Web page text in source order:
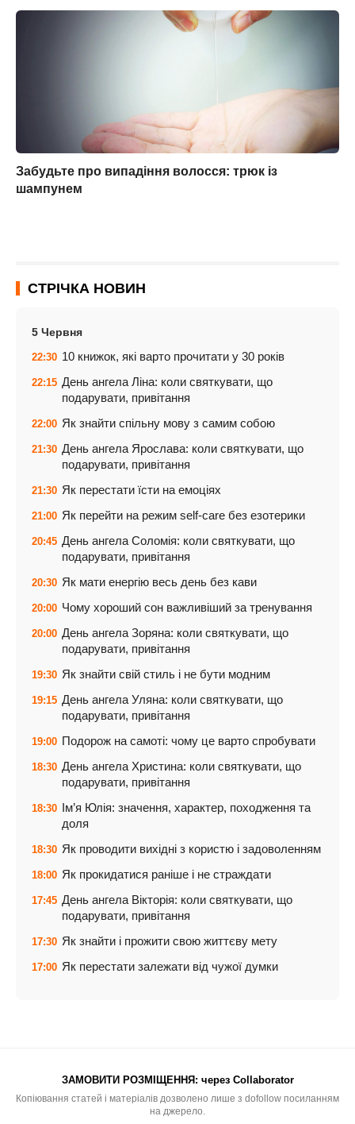
Забудьте про випадіння волосся: трюк із
шампунем
СТРІЧКА НОВИН
5 Червня
22:30 10 книжок, які варто прочитати у 30 років
22:15 День ангела Ліна: коли святкувати, що
подарувати, привітання
22:00 Як знайти спільну мову з самим собою
21:30 День ангела Ярослава: коли святкувати, що
подарувати, привітання
21:30 Як перестати їсти на емоціях
21:00 Як перейти на режим self-care без езотерики
20:45 День ангела Соломія: коли святкувати, що
подарувати, привітання
20:30 Як мати енергію весь день без кави
20:00 Чому хороший сон важливіший за тренування
20:00 День ангела Зоряна: коли святкувати, що
подарувати, привітання
19:30 Як знайти свій стиль і не бути модним
19:15 День ангела Уляна: коли святкувати, що
подарувати, привітання
19:00 Подорож на самоті: чому це варто спробувати
18:30 День ангела Христина: коли святкувати, що
подарувати, привітання
18:30 Ім’я Юлія: значення, характер, походження та
доля
18:30 Як проводити вихідні з користю і задоволенням
18:00 Як прокидатися раніше і не страждати
17:45 День ангела Вікторія: коли святкувати, що
подарувати, привітання
17:30 Як знайти і прожити свою життєву мету
17:00 Як перестати залежати від чужої думки
ЗАМОВИТИ РОЗМІЩЕННЯ: через Collaborator
Копіювання статей і матеріалів дозволено лише з dofollow посиланням
на джерело.